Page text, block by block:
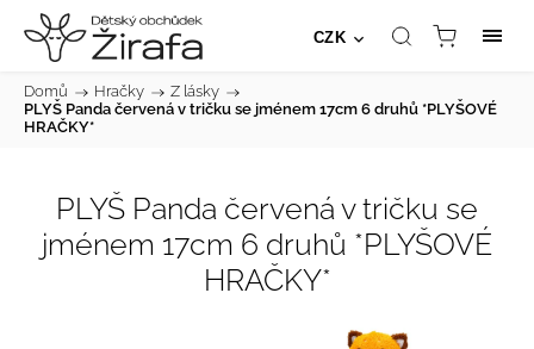
CZK
Domů / Hračky / Z lásky /
PLYŠ Panda červená v tričku se jménem 17cm 6 druhů *PLYŠOVÉ
HRAČKY*
PLYŠ Panda červená v tričku se
jménem 17cm 6 druhů *PLYŠOVÉ
HRAČKY*